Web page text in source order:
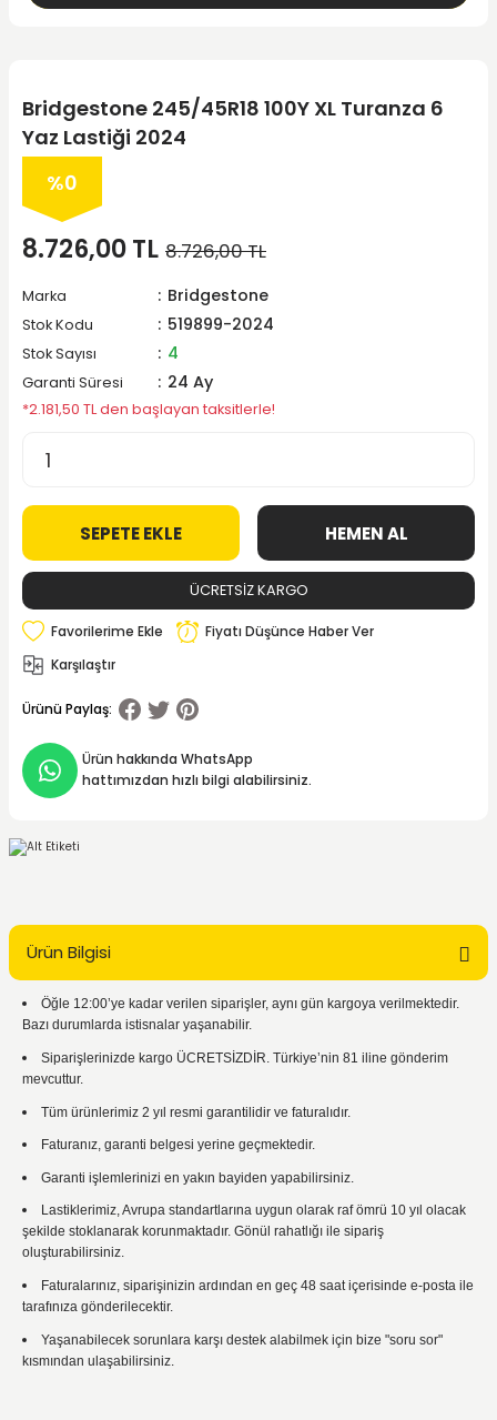
Bridgestone 245/45R18 100Y XL Turanza 6
Yaz Lastiği 2024
%0
8.726,00 TL 8.726,00 TL
Marka Bridgestone
Stok Kodu 519899-2024
Stok Sayısı 4
Garanti Süresi 24 Ay
*2.181,50 TL den başlayan taksitlerle!
SEPETE EKLE HEMEN AL
ÜCRETSİZ KARGO
Fiyatı Düşünce Haber Ver
Karşılaştır
Ürünü Paylaş:
Ürün hakkında WhatsApp
hattımızdan hızlı bilgi alabilirsiniz.
Ürün Bilgisi
Öğle 12:00’ye kadar verilen siparişler, aynı gün kargoya verilmektedir.
Bazı durumlarda istisnalar yaşanabilir.
Siparişlerinizde kargo ÜCRETSİZDİR. Türkiye’nin 81 iline gönderim
mevcuttur.
Tüm ürünlerimiz 2 yıl resmi garantilidir ve faturalıdır.
Faturanız, garanti belgesi yerine geçmektedir.
Garanti işlemlerinizi en yakın bayiden yapabilirsiniz.
Lastiklerimiz, Avrupa standartlarına uygun olarak raf ömrü 10 yıl olacak
şekilde stoklanarak korunmaktadır. Gönül rahatlığı ile sipariş
oluşturabilirsiniz.
Faturalarınız, siparişinizin ardından en geç 48 saat içerisinde e-posta ile
tarafınıza gönderilecektir.
Yaşanabilecek sorunlara karşı destek alabilmek için bize "soru sor"
kısmından ulaşabilirsiniz.